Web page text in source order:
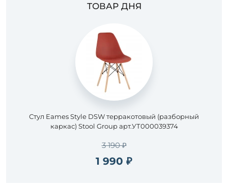
ТОВАР ДНЯ
Стул Eames Style DSW терракотовый (разборный
каркас) Stool Group арт.УТ000039374
3 190 ₽
1 990 ₽